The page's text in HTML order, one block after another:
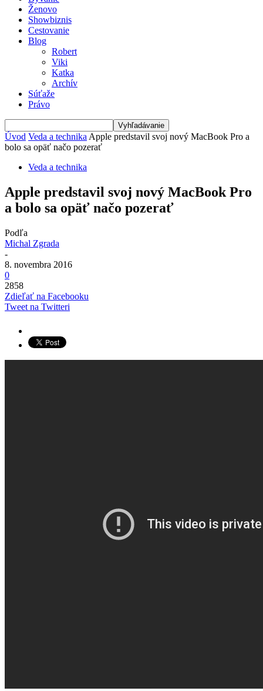
Ženovo
Showbiznis
Cestovanie
Blog
Robert
Viki
Katka
Archív
Súťaže
Právo
Úvod Veda a technika Apple predstavil svoj nový MacBook Pro a
bolo sa opäť načo pozerať
Veda a technika
Apple predstavil svoj nový MacBook Pro
a bolo sa opäť načo pozerať
Podľa
Michal Zgrada
-
8. novembra 2016
0
2858
Zdieľať na Facebooku
Tweet na Twitteri